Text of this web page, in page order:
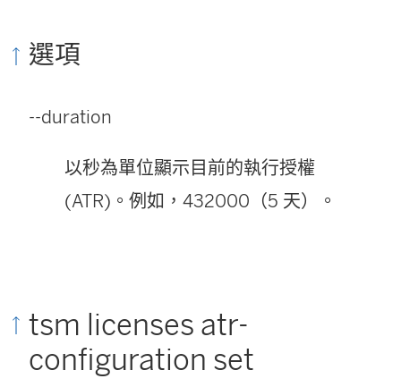
選項
--duration
以秒為單位顯示目前的執行授權
(ATR)。例如，432000（5 天）。
tsm licenses atr-
configuration set